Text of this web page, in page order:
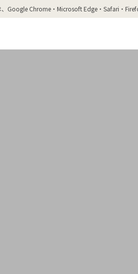
Google Chrome・Microsoft Edge・Safari・